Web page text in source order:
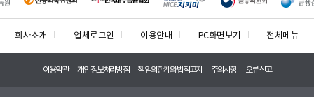
회사소개 업체로그인 이용안내 PC화면보기 전체메뉴
이용약관 개인정보처리방침 책임의한계와법적고지 주의사항 오류신고